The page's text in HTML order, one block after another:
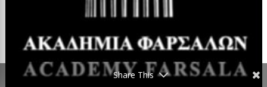
Share This